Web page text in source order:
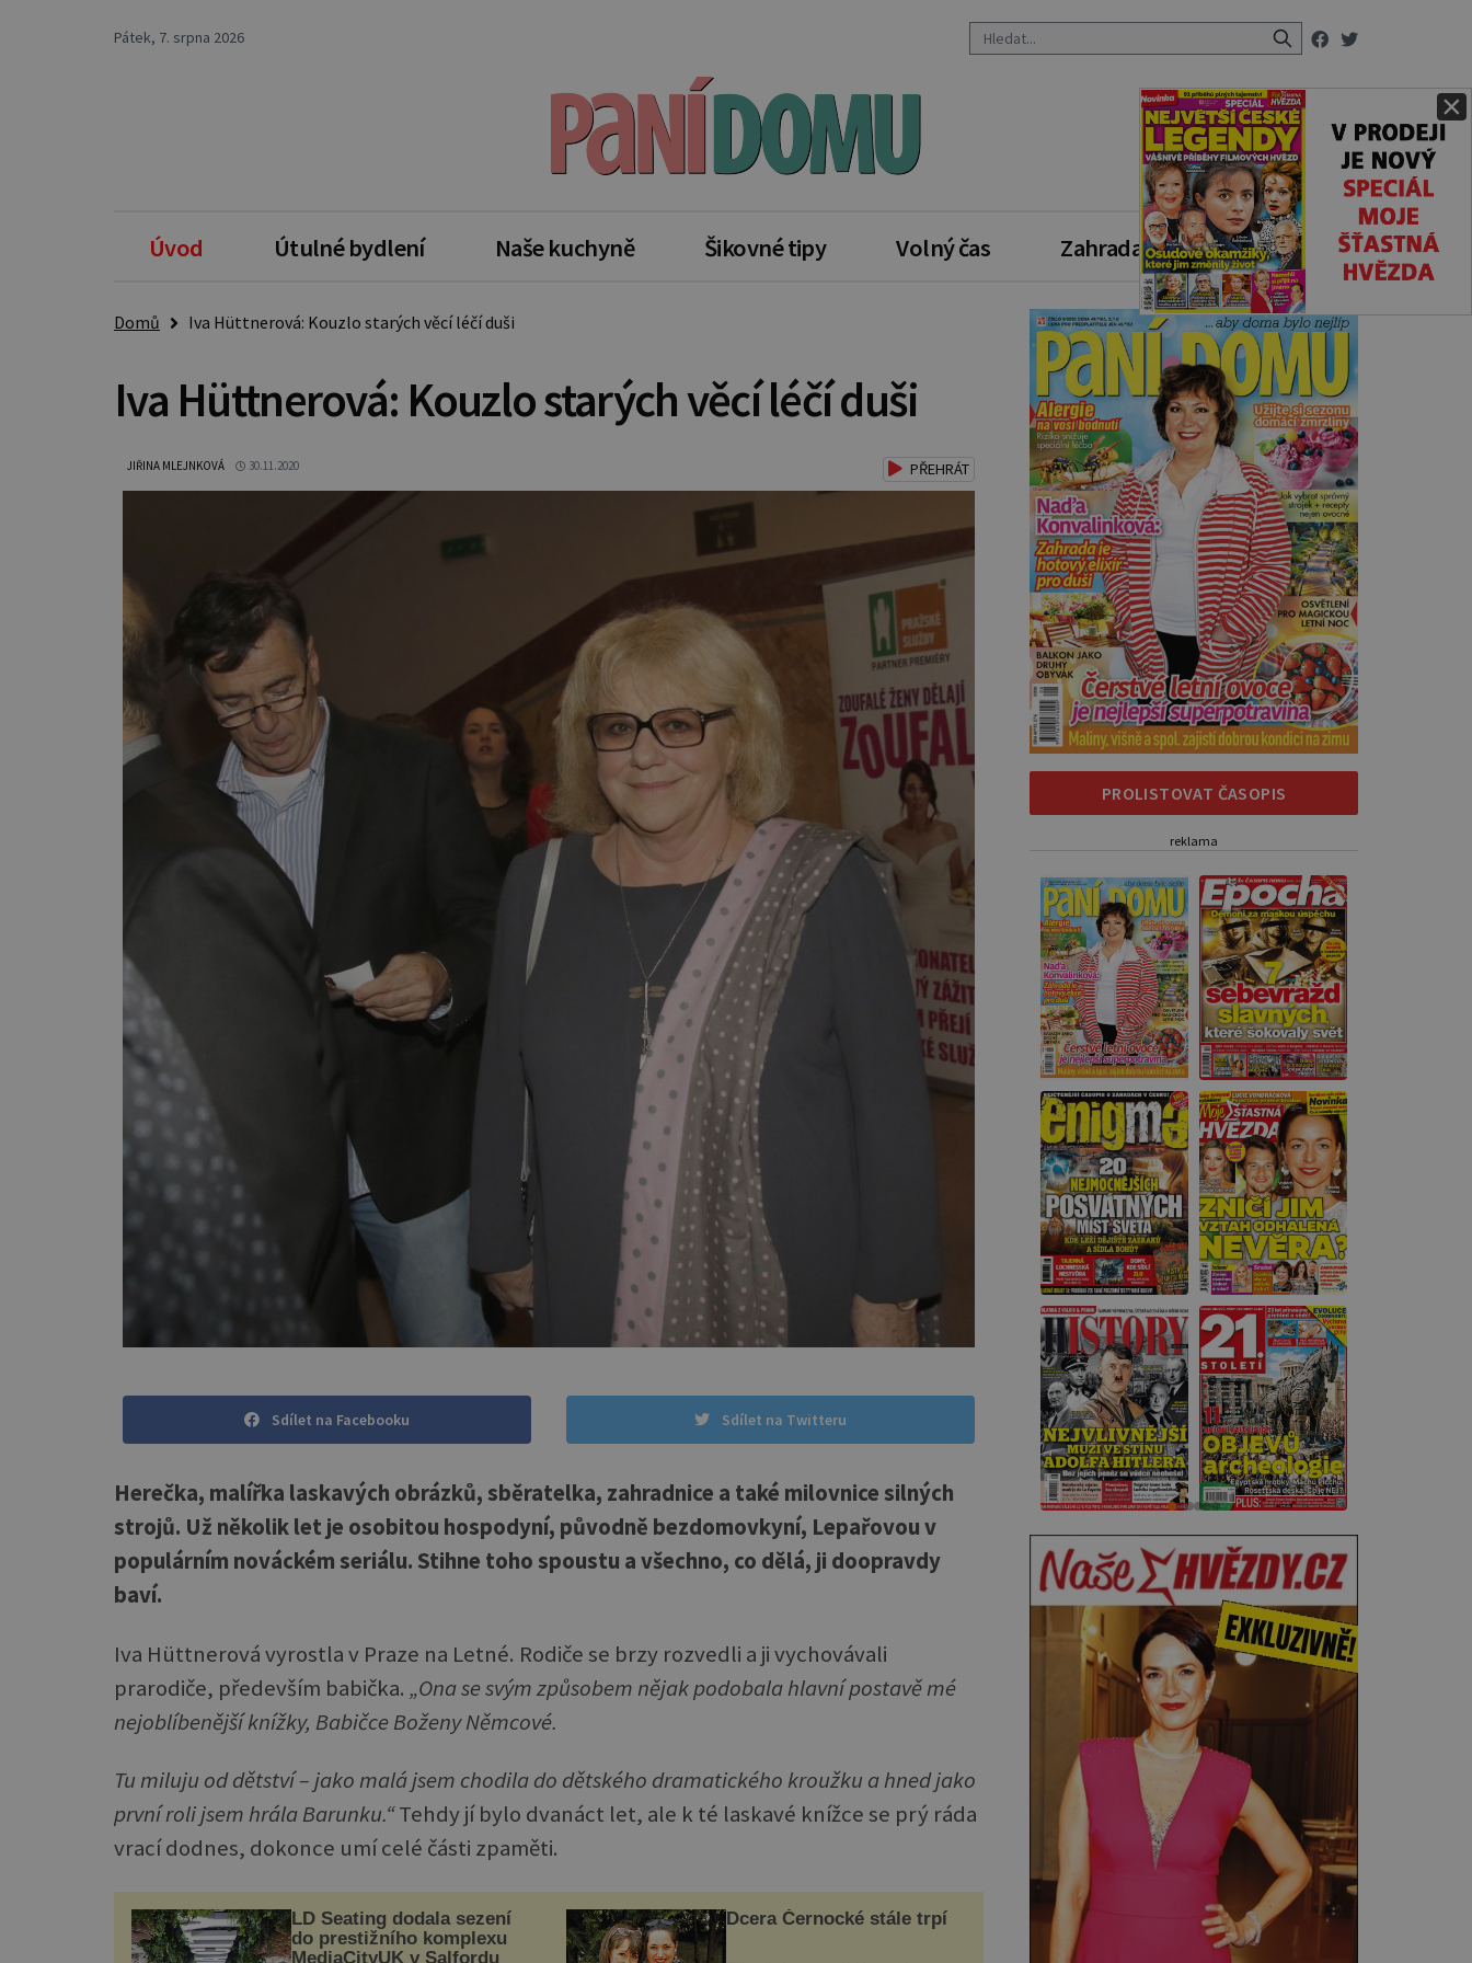
×
Pátek, 7. srpna 2026
Úvod Útulné bydlení Naše kuchyně Šikovné tipy Volný čas Zahrada Zdravý styl
Domů Iva Hüttnerová: Kouzlo starých věcí léčí duši
Iva Hüttnerová: Kouzlo starých věcí léčí duši
JIŘINA MLEJNKOVÁ 30.11.2020 PŘEHRÁT
Sdílet na Facebooku Sdílet na Twitteru
Herečka, malířka laskavých obrázků, sběratelka, zahradnice a také milovnice silných
strojů. Už několik let je osobitou hospodyní, původně bezdomovkyní, Lepařovou v
populárním nováckém seriálu. Stihne toho spoustu a všechno, co dělá, ji doopravdy
baví.
Iva Hüttnerová vyrostla v Praze na Letné. Rodiče se brzy rozvedli a ji vychovávali
prarodiče, především babička. „Ona se svým způsobem nějak podobala hlavní postavě mé
nejoblíbenější knížky, Babičce Boženy Němcové.
Tu miluju od dětství – jako malá jsem chodila do dětského dramatického kroužku a hned jako
první roli jsem hrála Barunku.“Tehdy jí bylo dvanáct let, ale k té laskavé knížce se prý ráda
vrací dodnes, dokonce umí celé části zpaměti.
LD Seating dodala sezení
do prestižního komplexu
MediaCityUK v Salfordu
Dcera Černocké stále trpí
PROLISTOVAT ČASOPIS
reklama